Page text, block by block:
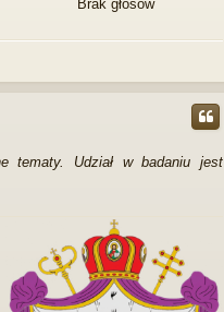
Brak głosów
tematy. Udział w badaniu jest